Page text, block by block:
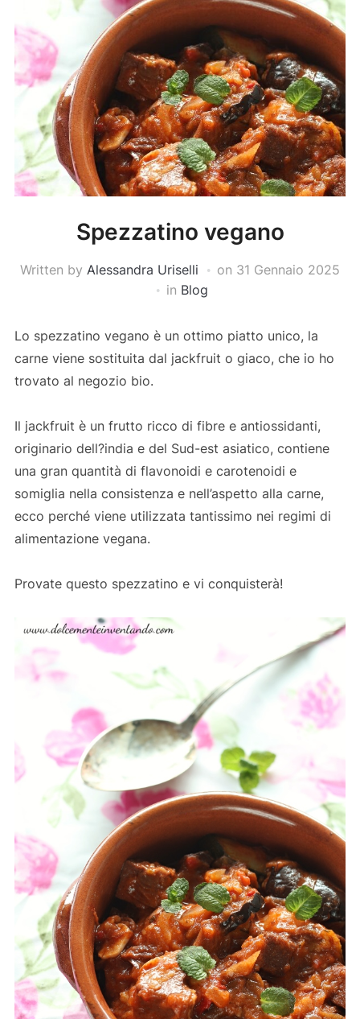
Spezzatino vegano
Written by Alessandra Uriselli on 31 Gennaio 2025
in Blog
Lo spezzatino vegano è un ottimo piatto unico, la
carne viene sostituita dal jackfruit o giaco, che io ho
trovato al negozio bio.
Il jackfruit è un frutto ricco di fibre e antiossidanti,
originario dell?india e del Sud-est asiatico, contiene
una gran quantità di flavonoidi e carotenoidi e
somiglia nella consistenza e nell’aspetto alla carne,
ecco perché viene utilizzata tantissimo nei regimi di
alimentazione vegana.
Provate questo spezzatino e vi conquisterà!